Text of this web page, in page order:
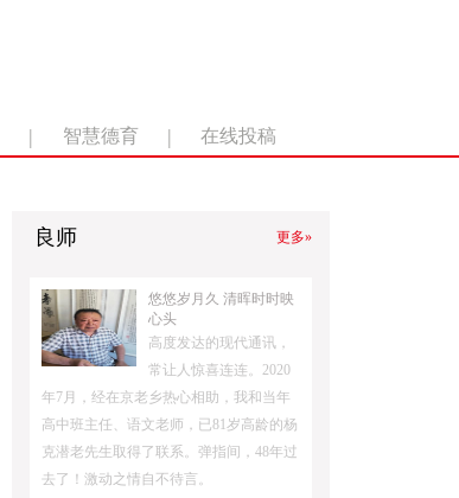
| 智慧德育 | 在线投稿
良师 更多»
悠悠岁月久 清晖时时映
心头
高度发达的现代通讯，
常让人惊喜连连。2020
年7月，经在京老乡热心相助，我和当年
高中班主任、语文老师，已81岁高龄的杨
克潜老先生取得了联系。弹指间，48年过
去了！激动之情自不待言。